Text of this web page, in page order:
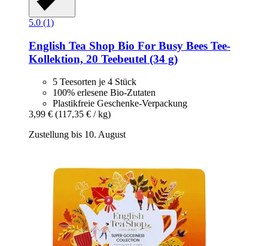
5.0 (1)
English Tea Shop Bio For Busy Bees Tee-​
Kollektion, 20 Teebeutel (34 g)
5 Teesorten je 4 Stück
100% erlesene Bio-Zutaten
Plastikfreie Geschenke-Verpackung
3,99 € (117,35 € / kg)
Zustellung bis 10. August